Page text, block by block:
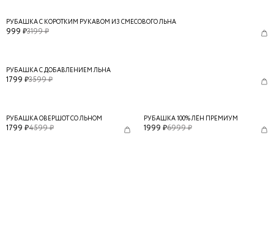
РУБАШКА С КОРОТКИМ РУКАВОМ ИЗ СМЕСОВОГО ЛЬНА
999 ₽3199₽
РУБАШКА С ДОБАВЛЕНИЕМ ЛЬНА
1799 ₽3599₽
РУБАШКА ОВЕРШОТ СО ЛЬНОМ
1799 ₽4599₽
РУБАШКА 100% ЛЁН ПРЕМИУМ
1999 ₽6999₽